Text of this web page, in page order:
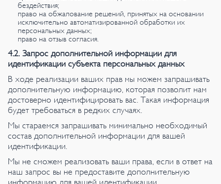
бездействия;
право на обжалование решений, принятых на основании
исключительно автоматизированной обработки их
персональных данных;
право на отзыв согласия.
4.2. Запрос дополнительной информации для
идентификации субъекта персональных данных
В ходе реализации ваших прав мы можем запрашивать
дополнительную информацию, которая позволит нам
достоверно идентифицировать вас. Такая информация
будет требоваться в редких случаях.
Мы стараемся запрашивать минимально необходимый
состав дополнительной информации для вашей
идентификации.
Мы не сможем реализовать ваши права, если в ответ на
наш запрос вы не предоставите дополнительную